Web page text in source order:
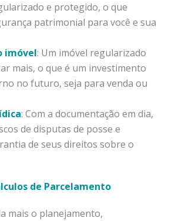
e protegido, o que
patrimonial para você e sua
imóvel: Um imóvel regularizado
mais, o que é um investimento
no futuro, seja para venda ou
: Com a documentação em dia,
de disputas de posse e
de seus direitos sobre o
de Parcelamento
mais o planejamento,